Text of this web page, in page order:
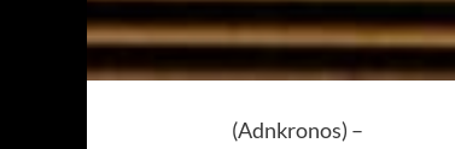
(Adnkronos) –